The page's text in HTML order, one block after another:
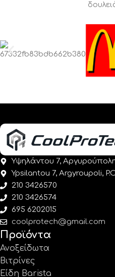
Υψηλάντου 7,
Ypsilantou 7, Argyroupoli,
210 3426570
210 3426574
695 6202015
coolprotech@gmail.com
Προϊόντα
Ανοξείδωτα
Βιτρίνες
Είδη Barista